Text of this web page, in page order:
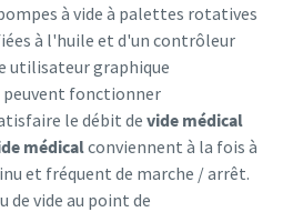
à vide à palettes rotatives
à l'huile et d'un contrôleur
utilisateur graphique
fonctionner
le débit de vide médical
médicalconviennent à la fois à
et fréquent de marche / arrêt.
vide au point de